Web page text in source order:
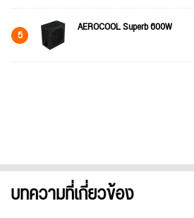
5 AEROCOOL Superb 600W
บทความที่เกี่ยวข้อง